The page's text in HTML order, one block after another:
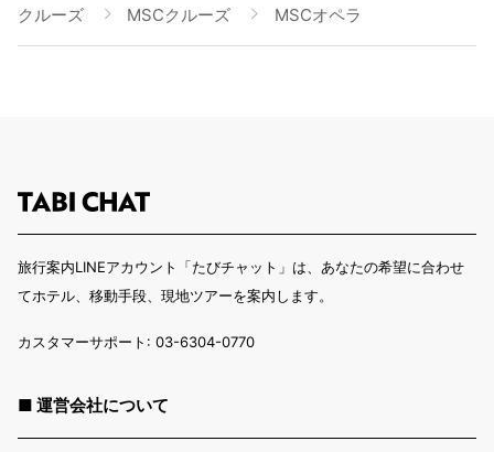
クルーズ MSCクルーズ MSCオペラ
旅行案内LINEアカウント「たびチャット」は、あなたの希望に合わせ
てホテル、移動手段、現地ツアーを案内します。
カスタマーサポート: 03-6304-0770
■ 運営会社について